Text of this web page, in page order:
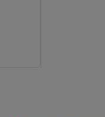
Kundenkonto-
verwenden, um Sie